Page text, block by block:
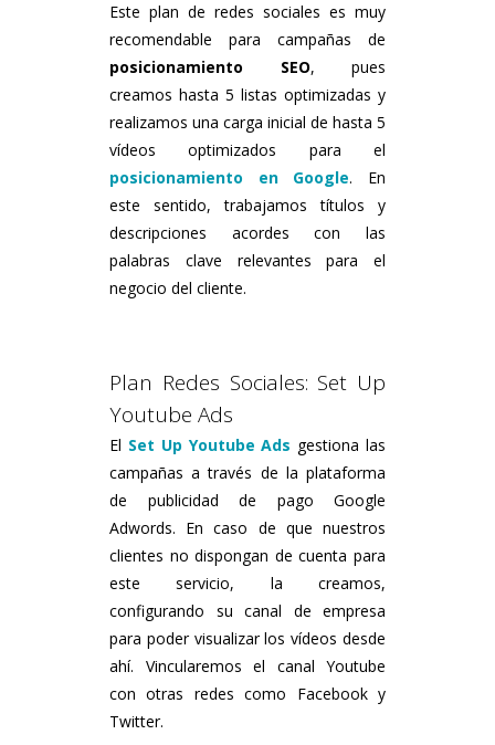
Este plan de redes sociales es muy
recomendable para campañas de
posicionamiento SEO, pues
creamos hasta 5 listas optimizadas y
realizamos una carga inicial de hasta 5
vídeos optimizados para el
posicionamiento en Google. En
este sentido, trabajamos títulos y
descripciones acordes con las
palabras clave relevantes para el
negocio del cliente.
Plan Redes Sociales: Set Up
Youtube Ads
El Set Up Youtube Ads gestiona las
campañas a través de la plataforma
de publicidad de pago Google
Adwords. En caso de que nuestros
clientes no dispongan de cuenta para
este servicio, la creamos,
configurando su canal de empresa
para poder visualizar los vídeos desde
ahí. Vincularemos el canal Youtube
con otras redes como Facebook y
Twitter.